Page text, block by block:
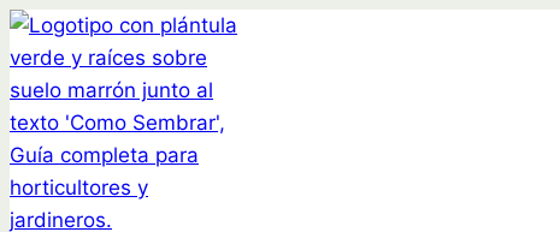
Saltar
al
contenido